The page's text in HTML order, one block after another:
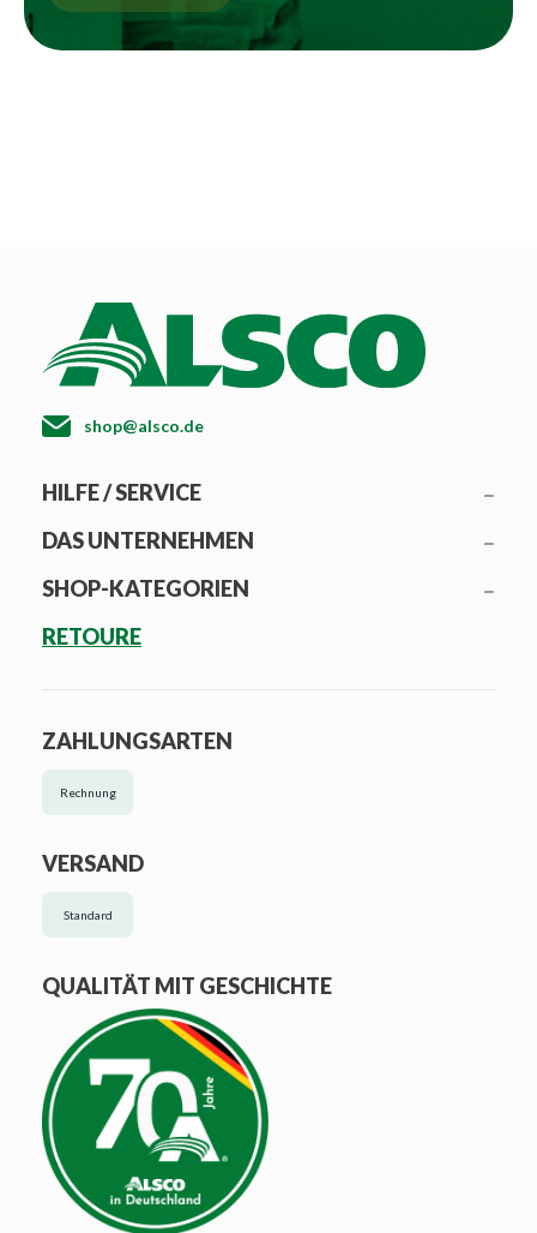
shop@alsco.de
HILFE / SERVICE
DAS UNTERNEHMEN
SHOP-KATEGORIEN
RETOURE
ZAHLUNGSARTEN
Rechnung
VERSAND
Standard
QUALITÄT MIT GESCHICHTE